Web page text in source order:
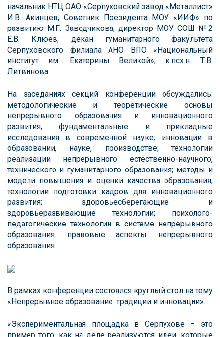
начальник НТЦ ОАО «Серпуховский завод «Металлист»
И.В. Акинцев; Советник Президента МОУ «ИИФ» по
развитию М.Г. Заводчикова; директор МОУ СОШ №2
Е.В. Клюев; декан гуманитарного факультета
Серпуховского филиала АНО ВПО «Национальный
институт им. Екатерины Великой», к.псх.н. Т.В.
Литвинова.
На заседаниях секций конференции обсуждались:
методологические и теоретические основы
непрерывного образования и инновационного
развития; фундаментальные и прикладные
исследования в современной науке; инновации в
образовании, науке, производстве; технологии
реализации непрерывного естественно-научного,
технического и гуманитарного образования; методы и
модели повышения и оценки качества образования;
технологии подготовки кадров для инновационного
развития; здоровьесберегающие и
здоровьеразвивающие технологии; психолого-
педагогические технологии в системе непрерывного
образования; правовые аспекты непрерывного
образования.
В рамках конференции состоялся круглый стол на тему
«Непрерывное образование: традиции и инновации».
«Экспериментальная площадка в Серпухове – это
пример того, как на деле реализуются идеи, которые